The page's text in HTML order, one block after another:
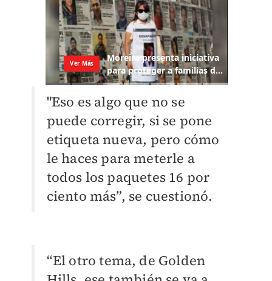
"Eso es algo que no se
puede corregir, si se pone
etiqueta nueva, pero cómo
le haces para meterle a
todos los paquetes 16 por
ciento más”, se cuestionó.
“El otro tema, de Golden